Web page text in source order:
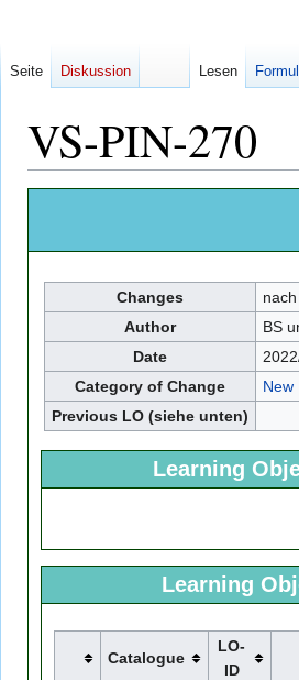
VS-PIN-270
springen
springen
Changes
Author
BS
Date
Category of Change
New
Previous LO (siehe unten)
Learning
Learning
Catalogue
LO-
ID
Seite Diskussion Lesen